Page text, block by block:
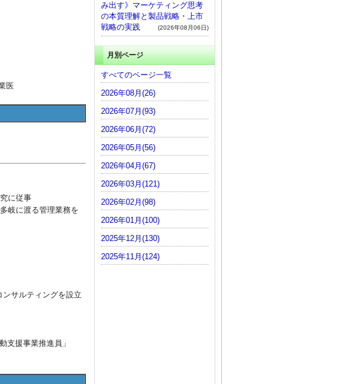
医
に従事
岐に渡る管理業務を
サルティングを設立
援事業推進員」
み出す》マーケティング思考
の本質理解と製品戦略・上市
戦略の実践
(2026年08月06日)
月別ページ
すべてのページ一覧
2026年08月(26)
2026年07月(93)
2026年06月(72)
2026年05月(56)
2026年04月(67)
2026年03月(121)
2026年02月(98)
2026年01月(100)
2025年12月(130)
2025年11月(124)